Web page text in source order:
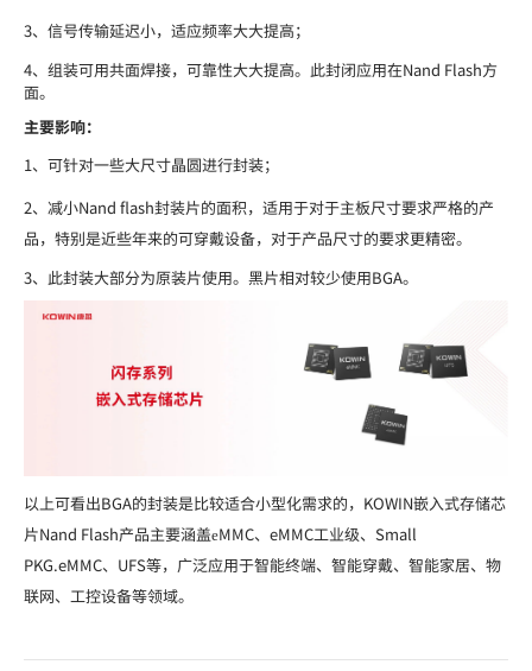
3、信号传输延迟小，适应频率大大提高；
4、组装可用共面焊接，可靠性大大提高。此封闭应用在Nand Flash方
面。
主要影响：
1、可针对一些大尺寸晶圆进行封装；
2、减小Nand flash封装片的面积，适用于对于主板尺寸要求严格的产
品，特别是近些年来的可穿戴设备，对于产品尺寸的要求更精密。
3、此封装大部分为原装片使用。黑片相对较少使用BGA。
以上可看出BGA的封装是比较适合小型化需求的，KOWIN嵌入式存储芯
片Nand Flash产品主要涵盖еMMC、eMMC工业级、Small
PKG.eMMC、UFS等，广泛应用于智能终端、智能穿戴、智能家居、物
联网、工控设备等领域。